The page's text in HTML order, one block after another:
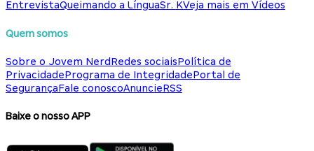
EntrevistaQueimando a LínguaSr. KVeja mais em Vídeos
Quem somos
Sobre o Jovem NerdRedes sociaisPolítica de
PrivacidadePrograma de IntegridadePortal de
SegurançaFale conoscoAnuncieRSS
Baixe o nosso APP